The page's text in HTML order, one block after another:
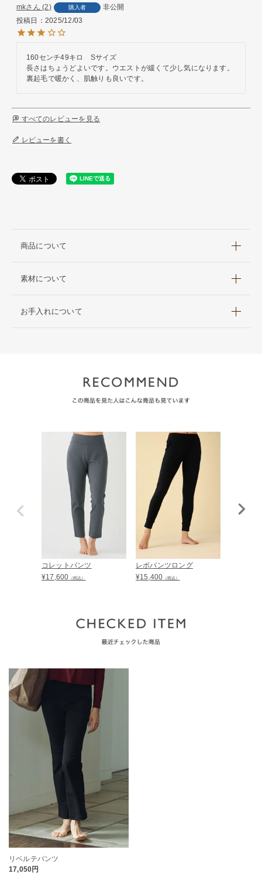
mk 2 購入者
非公開
投稿日
2025/12/03
160センチ49キロ　Sサイズ
長さはちょうどよいです。ウエストが緩くて少し気になります。
裏起毛で暖かく、肌触りも良いです。
すべてのレビューを見る
レビューを書く
商品について
素材について
お手入れについて
コレットパンツ
¥17,600 （税込）
レボパンツロング
¥15,400 （税込）
リベルテパンツ
17,050円